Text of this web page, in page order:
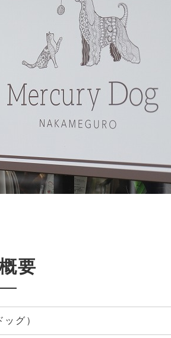
要
グ）